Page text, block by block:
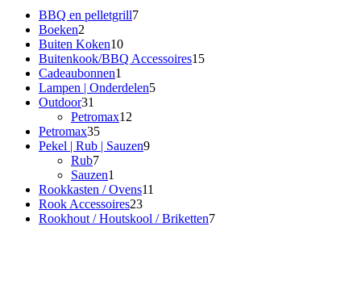
BBQ en pelletgrill77
Boeken2
producten
Buiten Koken1010
producten
Buitenkook/BBQ Accessoires1515
Cadeaubonnen1
product
Lampen | Onderdelen55
Outdoor31
producten
Petromax12
Petromax3535
producten
Pekel | Rub | Sauzen99
Rub77
producten
Sauzen1
product
Rookkasten / Ovens11
Rook Accessoires2323
producten
Rookhout / Houtskool / Briketten77